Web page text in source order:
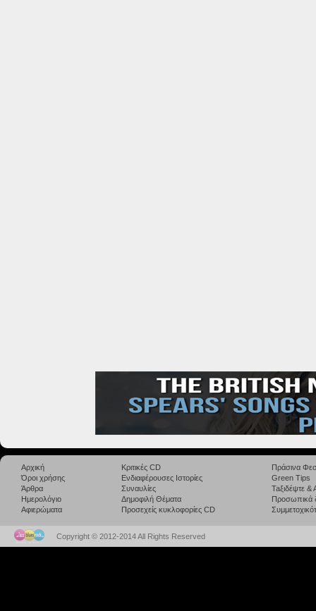
Αρχική
Όροι χρήσης
Άρθρα
Ημερολόγιο
Αφιερώματα
Κριτικές CD
Ενδιαφέρουσες Ιστορίες
Συναυλίες
Δημοφιλή Θέματα
Προσεχείς κυκλοφορίες CD
Πράσινα
Green Tips
Taξιδέψτε
Προσωπικά
Copyright © 2012-2014 All Rights Reserved